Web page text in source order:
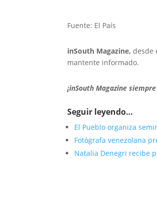
Fuente: El País
inSouth Magazine,desde
mantente informado.
¡inSouth Magazine
Seguir leyendo…
El Pueblo organiza
Fotógrafa venezolana
Natalia Denegri recibe